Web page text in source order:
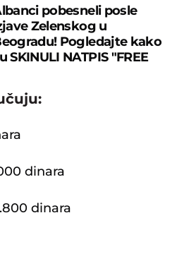
pobesneli posle
Zelenskog u
Pogledajte kako
SKINULI NATPIS "FREE
dinara
dinara